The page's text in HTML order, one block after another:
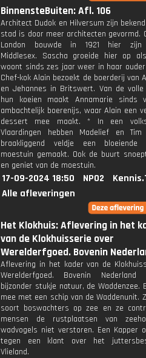
BinnensteBuiten: Afl. 106
Architect Dudok en Hilversum zijn
stad is door meer architecten gevormd.
London bouwde in 1921 hier zijn
Middlesex. Sascha groeide hier op
woont sinds zes jaar weer in haar
Chef-kok Alain bezoekt de boerderij van
en Jehannes in Britswert. Van de volle
hun koeien maakt Annamarie sinds
ambachtelijk boerenijs, waar Alain een
dessert mee maakt. * In een
Vlaardingen hebben Madelief en
braakliggend veldje een bloeiende
moestuin gemaakt. Ook de buurt
en geniet van de moestuin.
17-09-2024 18:50 NPO2
Alle afleveringen
Het Klokhuis: Aflevering in het
van de Klokhuisserie over
Werelderfgoed. Bovenin
Aflevering in het kader van de
Werelderfgoed. Bovenin
bijzonder stukje natuur, de Waddenzee.
mee met een schip van de Waddenunit.
soort boswachters op zee en ze
mensen de rustplaatsen van
wadvogels niet verstoren. Een Kapper
tegen een klant over het
Vlieland.